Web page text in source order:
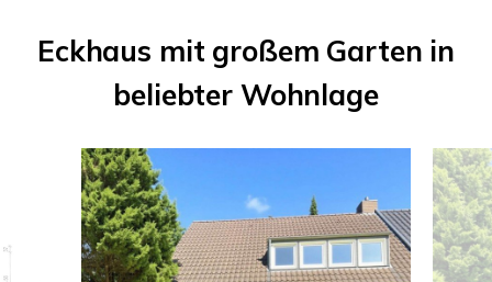
Eckhaus mit großem Garten in
beliebter Wohnlage